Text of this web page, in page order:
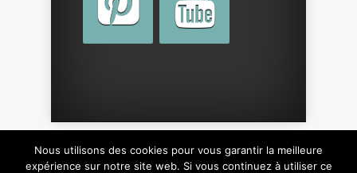
Copyright © 2015 parcotebebe.fr. Tous droits
Nous utilisons des cookies pour vous garantir la meilleure
expérience sur notre site web. Si vous continuez à utiliser ce